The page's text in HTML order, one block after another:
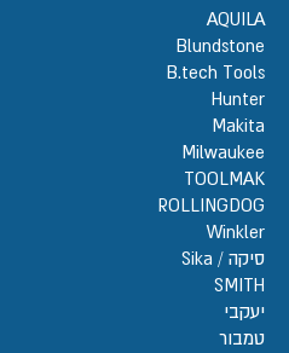
AQUILA
Blundstone
B.tech Tools
Hunter
Makita
Milwaukee
TOOLMAK
ROLLINGDOG
Winkler
סיקה / Sika
SMITH
יעקבי
טמבור